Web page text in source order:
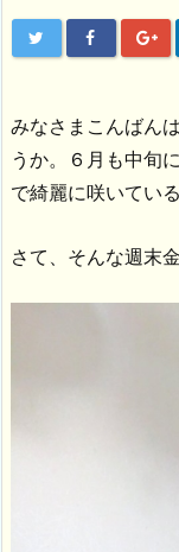
みなさまこんばん
うか。６月も中旬
で綺麗に咲いてい
さて、そんな週末